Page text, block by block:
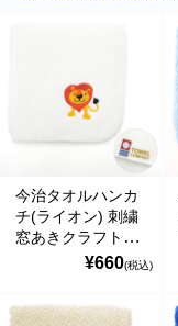
今治タオルハンカ
チ(ライオン) 刺繍
窓あきクラフト平
袋入り ハイメン
¥660(税込)
**年末年始休業日のお
年12月31日～2025年
荷は12月30日 13:00
しては、1月6日より順
便をおかけ致しますが
げます。
であるかのように装い